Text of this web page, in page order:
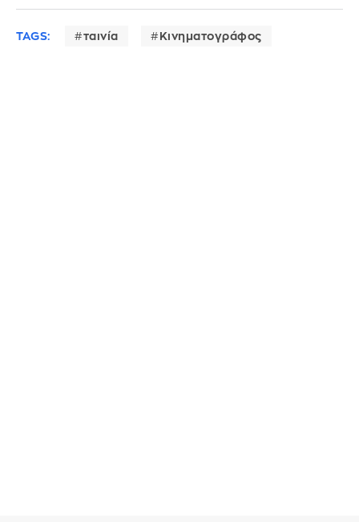
TAGS: ταινία Κινηματογράφος